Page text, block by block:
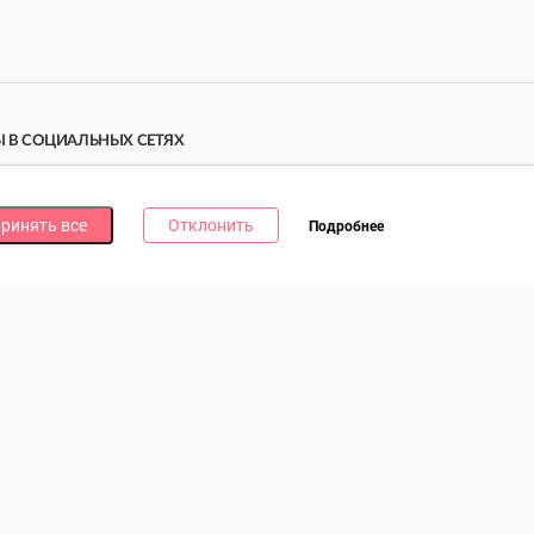
все Отклонить Подробнее
В СОЦИАЛЬНЫХ СЕТЯХ
за каждую!